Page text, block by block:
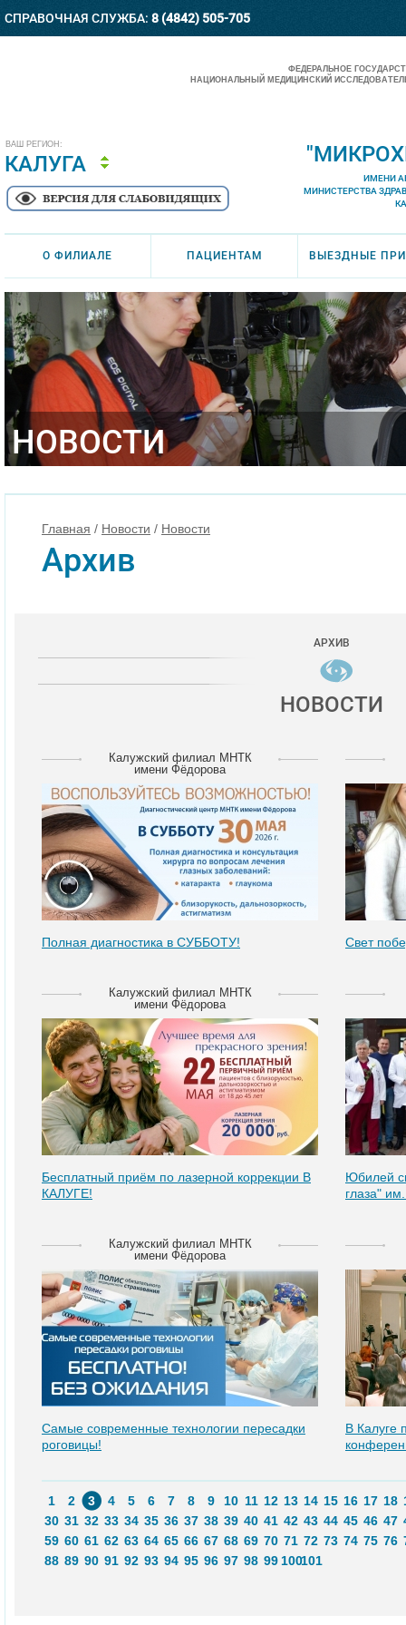
СПРАВОЧНАЯ СЛУЖБА: 8 (4842) 505-705
ВАШ РЕГИОН:
КАЛУГА
ФЕДЕРАЛЬНОЕ
НАЦИОНАЛЬНЫЙ МЕДИЦИНСКИЙ
ИМЕНИ
МИНИСТЕРСТВА
О ФИЛИАЛЕ ПАЦИЕНТАМ ВЫЕЗДНЫЕ
НОВОСТИ
Главная / Новости / Новости
Архив
АРХИВ
НОВОСТИ
Калужский филиал МНТК
имени Фёдорова
Полная диагностика в СУББОТУ! Свет
Калужский филиал МНТК
имени Фёдорова
Бесплатный приём по лазерной коррекции В
КАЛУГЕ!
Юбилей
глаза"
Калужский филиал МНТК
имени Фёдорова
Самые современные технологии пересадки
роговицы!
В Калуге
1 2 3 4 5 6 7 8 9 10 11 12 13 14 15 16 17 18
30 31 32 33 34 35 36 37 38 39 40 41 42 43 44 45 46 47
59 60 61 62 63 64 65 66 67 68 69 70 71 72 73 74 75 76
88 89 90 91 92 93 94 95 96 97 98 99 100101